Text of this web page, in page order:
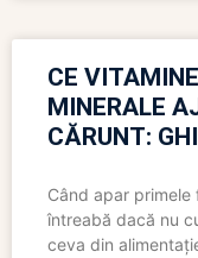
CE
MINERALE
CĂRUNT:
Când apar primele
întreabă dacă nu
ceva din